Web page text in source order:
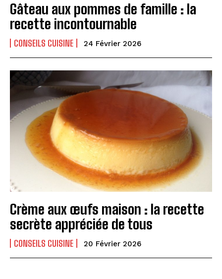
Gâteau aux pommes de famille : la
recette incontournable
CONSEILS CUISINE 24 Février 2026
Crème aux œufs maison : la recette
secrète appréciée de tous
CONSEILS CUISINE 20 Février 2026